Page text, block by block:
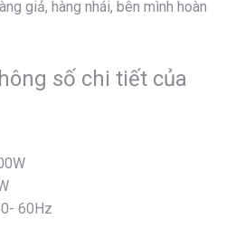
giả, hàng nhái, bên mình hoàn
số chi tiết của
60Hz